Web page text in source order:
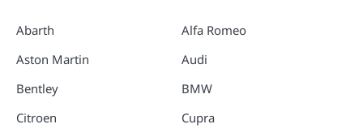
Abarth
Aston Martin
Bentley
Citroen
Alfa Romeo
Audi
BMW
Cupra